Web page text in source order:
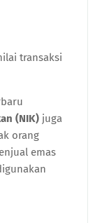
transaksi
(NIK) juga
orang
emas